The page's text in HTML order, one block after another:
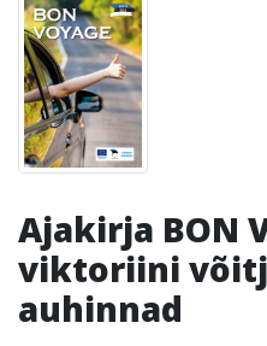
Ajakirja BON
viktoriini
auhinnad